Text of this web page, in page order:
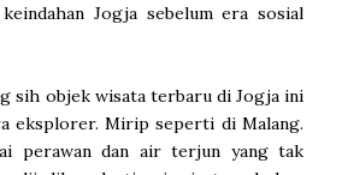
Jogja sebelum era sosial
sih objek wisata terbaru di Jogja ini
eksplorer. Mirip seperti di Malang.
perawan dan air terjun yang tak